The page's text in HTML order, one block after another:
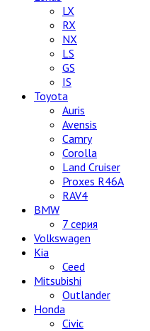
LX
RX
NX
LS
GS
IS
Toyota
Auris
Avensis
Camry
Corolla
Land Cruiser
Proxes R46A
RAV4
BMW
7 серия
Volkswagen
Kia
Ceed
Mitsubishi
Outlander
Honda
Civic